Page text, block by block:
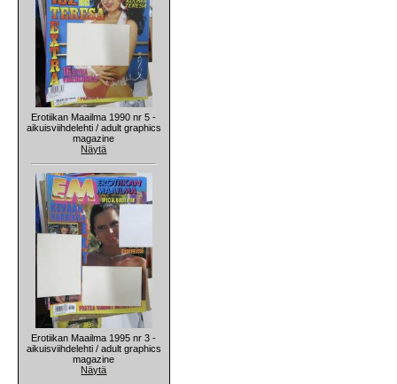
Erotiikan Maailma 1990 nr 5 -
aikuisviihdelehti / adult graphics
magazine
Näytä
Erotiikan Maailma 1995 nr 3 -
aikuisviihdelehti / adult graphics
magazine
Näytä